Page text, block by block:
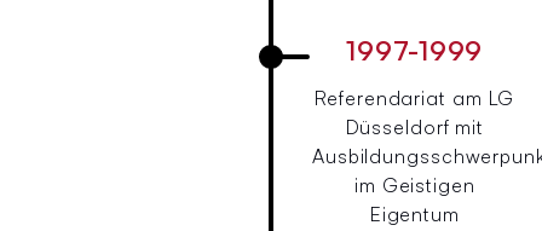
1997-1999
Referendariat am LG
Düsseldorf mit
im Geistigen
Eigentum